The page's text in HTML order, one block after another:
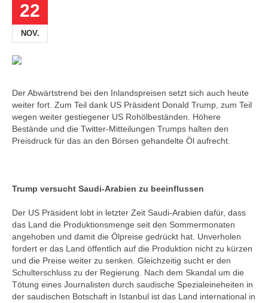
22
NOV.
Der Abwärtstrend bei den Inlandspreisen setzt sich auch heute
weiter fort. Zum Teil dank US Präsident Donald Trump, zum Teil
wegen weiter gestiegener US Rohölbeständen. Höhere
Bestände und die Twitter-Mitteilungen Trumps halten den
Preisdruck für das an den Börsen gehandelte Öl aufrecht.
Trump versucht Saudi-Arabien zu beeinflussen
Der US Präsident lobt in letzter Zeit Saudi-Arabien dafür, dass
das Land die Produktionsmenge seit den Sommermonaten
angehoben und damit die Ölpreise gedrückt hat. Unverholen
fordert er das Land öffentlich auf die Produktion nicht zu kürzen
und die Preise weiter zu senken. Gleichzeitig sucht er den
Schulterschluss zu der Regierung. Nach dem Skandal um die
Tötung eines Journalisten durch saudische Spezialeineheiten in
der saudischen Botschaft in Istanbul ist das Land international in